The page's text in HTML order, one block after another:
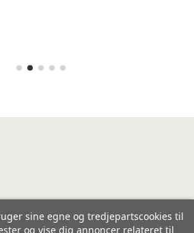
sine egne og tredjepartscookies til
og vise dig annoncer relateret til